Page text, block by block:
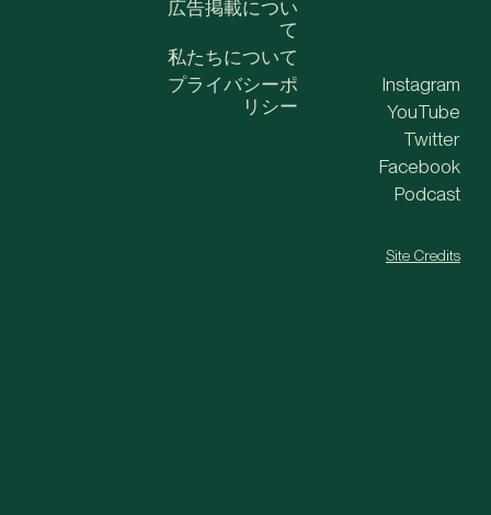
広告掲載につい
て
私たちについて
プライバシーポ
リシー
Instagram
YouTube
Twitter
Facebook